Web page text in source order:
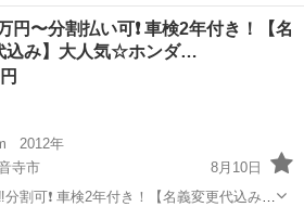
広い！大人気☆スバル ステラ カスタムR
正メモリーナビ付き☆走行中DVD見れま
ラ お買い得
円〜分割払い可❗️ 車検2年付き！【名
込み】大人気☆ホンダ…
2012年
寺市
8月10日
割可❗️ 車検2年付き！【名義変更代込み】